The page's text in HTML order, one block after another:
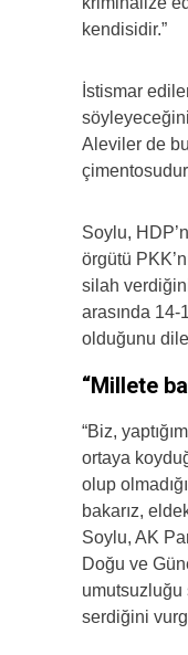
kendisidir.”
İstismar
Aleviler de
Soylu,
örgütü
silah
arasında 14-
olduğunu
“Millete
“Biz,
ortaya
olup
bakarız,
Soylu, AK
Doğu ve
umutsuzluğu
serdiğini